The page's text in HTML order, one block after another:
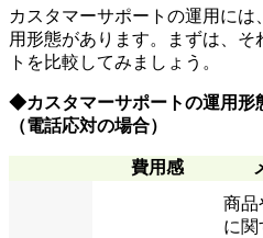
カスタマーサポートの運用に
用形態があります。まずは、
トを比較してみましょう。
◆カスタマーサポートの運用形
（電話応対の場合）
費用感
商品
に関